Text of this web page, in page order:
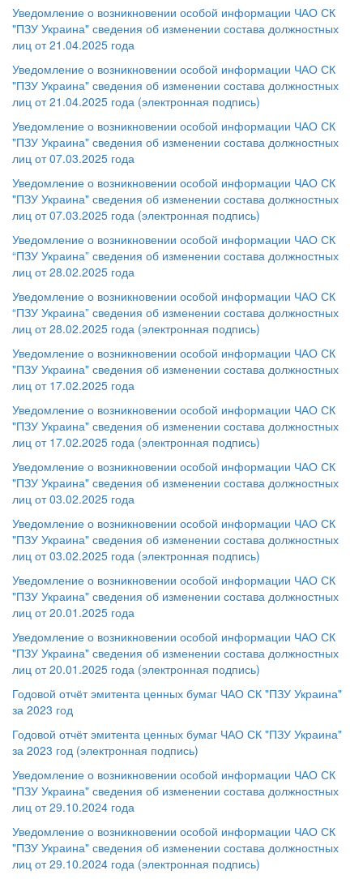
Уведомление о возникновении особой информации ЧАО СК
"ПЗУ Украина" сведения об изменении состава должностных
лиц от 21.04.2025 года
Уведомление о возникновении особой информации ЧАО СК
"ПЗУ Украина" сведения об изменении состава должностных
лиц от 21.04.2025 года (электронная подпись)
Уведомление о возникновении особой информации ЧАО СК
"ПЗУ Украина" сведения об изменении состава должностных
лиц от 07.03.2025 года
Уведомление о возникновении особой информации ЧАО СК
"ПЗУ Украина" сведения об изменении состава должностных
лиц от 07.03.2025 года (электронная подпись)
Уведомление о возникновении особой информации ЧАО СК
“ПЗУ Украина” сведения об изменении состава должностных
лиц от 28.02.2025 года
Уведомление о возникновении особой информации ЧАО СК
“ПЗУ Украина” сведения об изменении состава должностных
лиц от 28.02.2025 года (электронная подпись)
Уведомление о возникновении особой информации ЧАО СК
"ПЗУ Украина" сведения об изменении состава должностных
лиц от 17.02.2025 года
Уведомление о возникновении особой информации ЧАО СК
"ПЗУ Украина" сведения об изменении состава должностных
лиц от 17.02.2025 года (электронная подпись)
Уведомление о возникновении особой информации ЧАО СК
"ПЗУ Украина" сведения об изменении состава должностных
лиц от 03.02.2025 года
Уведомление о возникновении особой информации ЧАО СК
"ПЗУ Украина" сведения об изменении состава должностных
лиц от 03.02.2025 года (электронная подпись)
Уведомление о возникновении особой информации ЧАО СК
"ПЗУ Украина" сведения об изменении состава должностных
лиц от 20.01.2025 года
Уведомление о возникновении особой информации ЧАО СК
"ПЗУ Украина" сведения об изменении состава должностных
лиц от 20.01.2025 года (электронная подпись)
Годовой отчёт эмитента ценных бумаг ЧАО СК "ПЗУ Украина"
за 2023 год
Годовой отчёт эмитента ценных бумаг ЧАО СК "ПЗУ Украина"
за 2023 год (электронная подпись)
Уведомление о возникновении особой информации ЧАО СК
"ПЗУ Украина" сведения об изменении состава должностных
лиц от 29.10.2024 года
Уведомление о возникновении особой информации ЧАО СК
"ПЗУ Украина" сведения об изменении состава должностных
лиц от 29.10.2024 года (электронная подпись)